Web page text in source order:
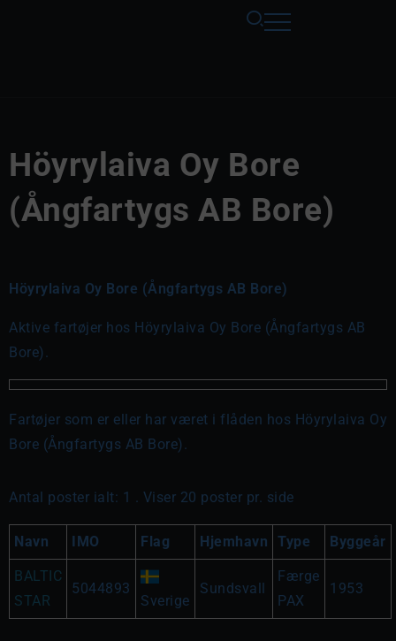
Höyrylaiva Oy Bore
(Ångfartygs AB Bore)
Höyrylaiva Oy Bore (Ångfartygs AB Bore)
Aktive fartøjer hos Höyrylaiva Oy Bore (Ångfartygs AB
Bore).
Fartøjer som er eller har været i flåden hos Höyrylaiva Oy
Bore (Ångfartygs AB Bore).
Antal poster ialt: 1 . Viser 20 poster pr. side
Navn IMO Flag Hjemhavn Type Byggeår
BALTIC
STAR
5044893
Sverige
Sundsvall
Færge
PAX
1953